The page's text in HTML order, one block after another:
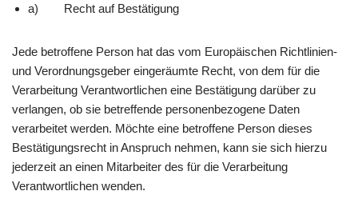
a) Recht auf Bestätigung
Jede betroffene Person hat das vom Europäischen Richtlinien-
und Verordnungsgeber eingeräumte Recht, von dem für die
Verarbeitung Verantwortlichen eine Bestätigung darüber zu
verlangen, ob sie betreffende personenbezogene Daten
verarbeitet werden. Möchte eine betroffene Person dieses
Bestätigungsrecht in Anspruch nehmen, kann sie sich hierzu
jederzeit an einen Mitarbeiter des für die Verarbeitung
Verantwortlichen wenden.